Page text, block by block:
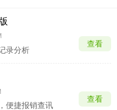
录分析
查看
便捷报销查讯
查看